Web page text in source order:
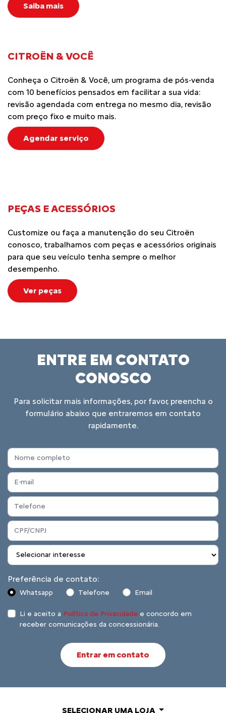
Saiba mais
CITROËN & VOCÊ
Conheça o Citroën & Você, um programa de pós-venda
com 10 benefícios pensados em facilitar a sua vida:
revisão agendada com entrega no mesmo dia, revisão
com preço fixo e muito mais.
Agendar serviço
PEÇAS E ACESSÓRIOS
Customize ou faça a manutenção do seu Citroën
conosco, trabalhamos com peças e acessórios originais
para que seu veículo tenha sempre o melhor
desempenho.
Ver peças
ENTRE EM CONTATO
CONOSCO
Para solicitar mais informações, por favor, preencha o
formulário abaixo que entraremos em contato
rapidamente.
Preferência de contato:
Whatsapp Telefone Email
Li e aceito a Política de Privacidade e concordo em
receber comunicações da concessionária.
Entrar em contato
SELECIONAR UMA LOJA